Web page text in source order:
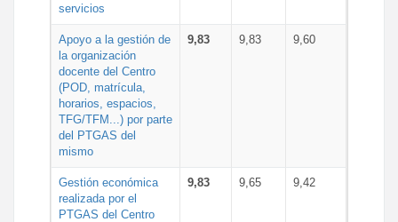
servicios
Apoyo a la gestión de
la organización
docente del Centro
(POD, matrícula,
horarios, espacios,
TFG/TFM...) por parte
del PTGAS del
mismo
9,83 9,83 9,60
Gestión económica
realizada por el
PTGAS del Centro
9,83 9,65 9,42